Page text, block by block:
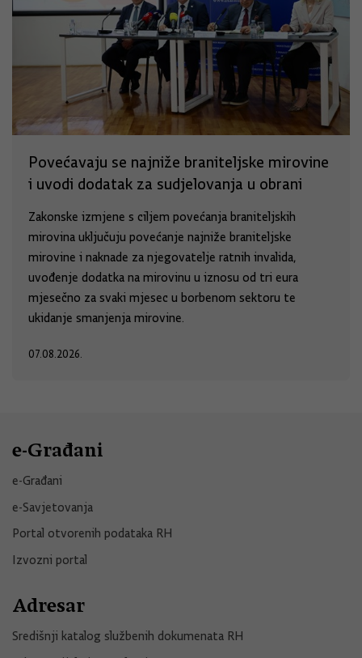
Povećavaju se najniže braniteljske mirovine
i uvodi dodatak za sudjelovanja u obrani
Zakonske izmjene s ciljem povećanja braniteljskih
mirovina uključuju povećanje najniže braniteljske
mirovine i naknade za njegovatelje ratnih invalida,
uvođenje dodatka na mirovinu u iznosu od tri eura
mjesečno za svaki mjesec u borbenom sektoru te
ukidanje smanjenja mirovine.
07.08.2026.
e-Građani
e-Građani
e-Savjetovanja
Portal otvorenih podataka RH
Izvozni portal
Adresar
Središnji katalog službenih dokumenata RH